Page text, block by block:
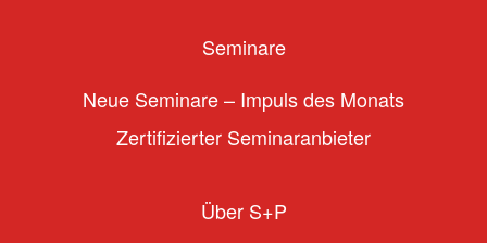
Seminare
Neue Seminare – Impuls des Monats
Zertifizierter Seminaranbieter
Über S+P